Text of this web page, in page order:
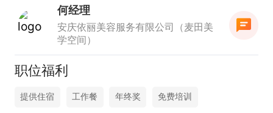
何经理
安庆依丽美容服务有限公司（麦田美
学空间）
职位福利
提供住宿 工作餐 年终奖 免费培训